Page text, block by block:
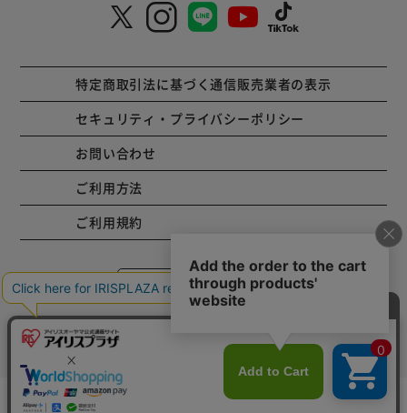
特定商取引法に基づく通信販売業者の表示
セキュリティ・プライバシーポリシー
お問い合わせ
ご利用方法
ご利用規約
コーポレートサイト
Copyright © 2001 IRISPLAZA. ALL Rights Reserved.